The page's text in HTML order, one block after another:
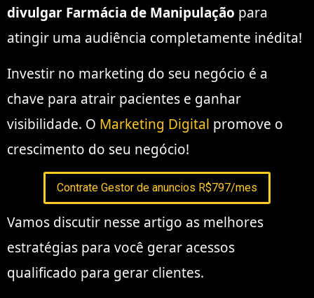
divulgar Farmácia de Manipulação para
atingir uma audiência completamente inédita!
Investir no marketing do seu negócio é a
chave para atrair pacientes e ganhar
visibilidade. O Marketing Digital promove o
crescimento do seu negócio!
Contrate Gestor de anuncios R$797/mes
Vamos discutir nesse artigo as melhores
estratégias para você gerar acessos
qualificado para gerar clientes.